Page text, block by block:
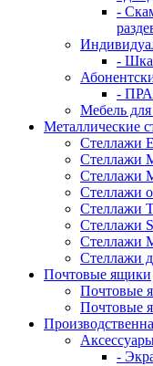
-
-
-
Мебель
Металлические
Стеллажи
Стеллажи
Стеллажи
Стеллажи
Стеллажи
Стеллажи
Стеллажи
Стеллажи
Почтовые ящики
Почтовые
Почтовые
-